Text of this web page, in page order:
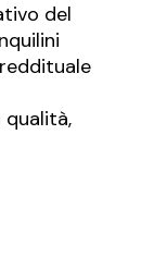
del
qualità,